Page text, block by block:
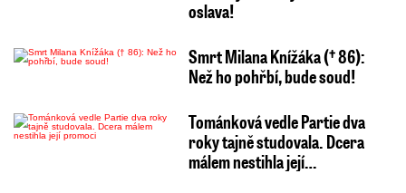
oslava!
Smrt Milana Knížáka († 86):
Než ho pohřbí, bude soud!
Tománková vedle Partie dva
roky tajně studovala. Dcera
málem nestihla její…